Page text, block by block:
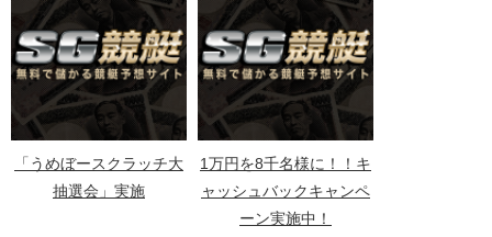
「うめぼースクラッチ大
抽選会」実施
1万円を8千名様に！！キ
ャッシュバックキャンペ
ーン実施中！